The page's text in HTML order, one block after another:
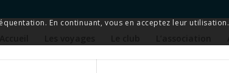
En continuant, vous en acceptez leur utilisation.